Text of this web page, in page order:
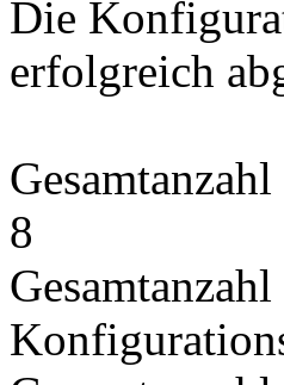
Die
erfolgreich
8